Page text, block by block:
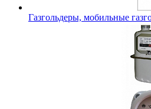
Газгольдеры, мобильные